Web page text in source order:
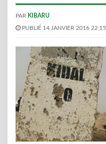
PAR KIBARU
PUBLIÉ 14 JANVIER 2016 22:15